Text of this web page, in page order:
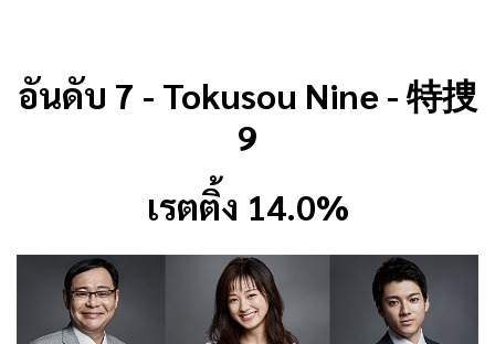
อันดับ 7 - Tokusou Nine - 特捜
9
เรตติ้ง 14.0%